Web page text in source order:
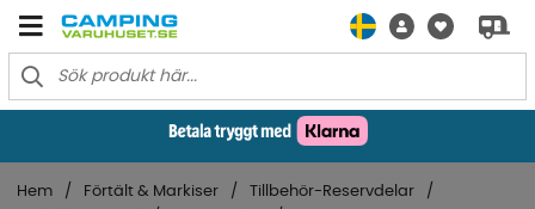
Hem Förtält & Markiser
Tillbehör-Reservdelar